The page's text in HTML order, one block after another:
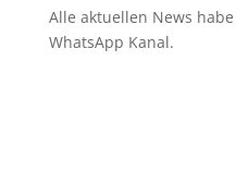
Alle aktuellen News
WhatsApp Kanal.